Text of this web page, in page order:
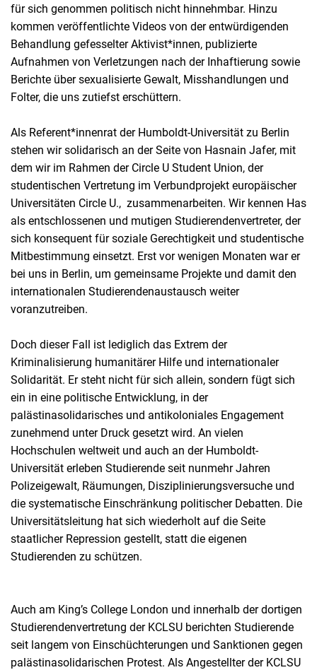
für sich genommen politisch nicht hinnehmbar. Hinzu
kommen veröffentlichte Videos von der entwürdigenden
Behandlung gefesselter Aktivist*innen, publizierte
Aufnahmen von Verletzungen nach der Inhaftierung sowie
Berichte über sexualisierte Gewalt, Misshandlungen und
Folter, die uns zutiefst erschüttern.
Als Referent*innenrat der Humboldt-Universität zu Berlin
stehen wir solidarisch an der Seite von Hasnain Jafer, mit
dem wir im Rahmen der Circle U Student Union, der
studentischen Vertretung im Verbundprojekt europäischer
Universitäten Circle U., zusammenarbeiten. Wir kennen Has
als entschlossenen und mutigen Studierendenvertreter, der
sich konsequent für soziale Gerechtigkeit und studentische
Mitbestimmung einsetzt. Erst vor wenigen Monaten war er
bei uns in Berlin, um gemeinsame Projekte und damit den
internationalen Studierendenaustausch weiter
voranzutreiben.
Doch dieser Fall ist lediglich das Extrem der
Kriminalisierung humanitärer Hilfe und internationaler
Solidarität. Er steht nicht für sich allein, sondern fügt sich
ein in eine politische Entwicklung, in der
palästinasolidarisches und antikoloniales Engagement
zunehmend unter Druck gesetzt wird. An vielen
Hochschulen weltweit und auch an der Humboldt-
Universität erleben Studierende seit nunmehr Jahren
Polizeigewalt, Räumungen, Disziplinierungsversuche und
die systematische Einschränkung politischer Debatten. Die
Universitätsleitung hat sich wiederholt auf die Seite
staatlicher Repression gestellt, statt die eigenen
Studierenden zu schützen.
Auch am King’s College London und innerhalb der dortigen
Studierendenvertretung der KCLSU berichten Studierende
seit langem von Einschüchterungen und Sanktionen gegen
palästinasolidarischen Protest. Als Angestellter der KCLSU